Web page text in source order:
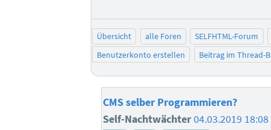
Übersicht alle Foren
SELFHTML-Forum
Benutzerkonto erstellen
Beitrag im Thread-
CMS selber Programmieren?
Self-Nachtwächter04.03.2019 18:08